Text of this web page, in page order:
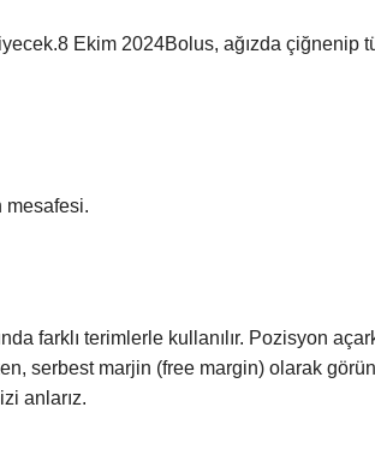
Ekim 2024Bolus, ağızda çiğnenip
mesafesi.
farklı terimlerle kullanılır. Pozisyon
serbest marjin (free margin) olarak
anlarız.